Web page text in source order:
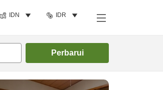
IDN IDR
Perbarui
Cari kamar